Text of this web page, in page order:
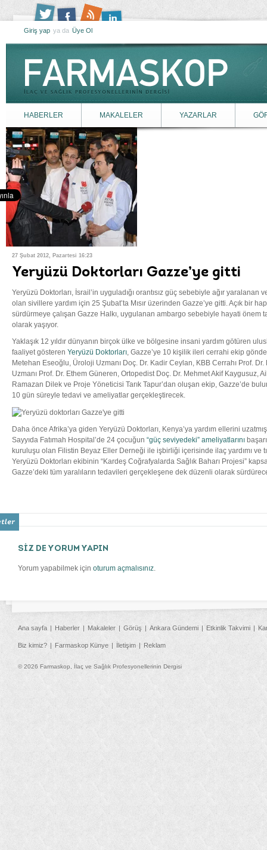
Giriş yap ya da Üye Ol
HABERLER MAKALELER YAZARLAR
27 Şubat 2012, Pazartesi 16:23
Yeryüzü Doktorları Gazze’ye gitti
Yeryüzü Doktorları, İsrail’in uyguladığı orantısız güç sebebiyle ağır yaralanan
olan sivillere yardım için 25 Şubat’ta Mısır üzerinden Gazze’ye gitti. Açık bir
sürdürmeye çalışan Gazze Halkı, uygulanan ambargo sebebiyle hayati önem
olarak yaşıyor.
Yaklaşık 12 yıldır dünyanın birçok ülke ve bölgesine insani yardım götüren
faaliyet gösteren Yeryüzü Doktorları, Gazze’ye 10 kişilik ileri cerrahi ekip
Metehan Eseoğlu, Üroloji Uzmanı Doç. Dr. Kadir Ceylan, KBB Cerrahı Prof. Dr.
Uzmanı Prof. Dr. Ethem Güneren, Ortopedist Doç. Dr. Mehmet Akif Kaygusuz,
Ramazan Dilek ve Proje Yöneticisi Tarık Tapur’dan oluşan ekip, Gazze’de
10 gün süreyle tedavi ve ameliyatlar gerçekleştirecek.
Daha önce Afrika’ya giden Yeryüzü Doktorları, Kenya’ya yardım ellerini
Sayyıda Fatımah Hospital’de 24 çocuğun “güç seviyedeki” ameliyatlarını
kuruluşu olan Filistin Beyaz Eller Derneği ile işbirliği içerisinde ilaç yardımı ve
Yeryüzü Doktorları ekibinin “Kardeş Coğrafyalarda Sağlık Baharı Projesi”
Gazze’deki tüm yaralıların tedavileri gerçekleşene dek düzenli olarak
SİZ DE YORUM YAPIN
Yorum yapabilmek için oturum açmalısınız.
Ana sayfa Haberler Makaleler Görüş Ankara Gündemi Etkinlik Takvimi
Biz kimiz? Farmaskop Künye İletişim Reklam
© 2026 Farmaskop, İlaç ve Sağlık Profesyonellerinin Dergisi